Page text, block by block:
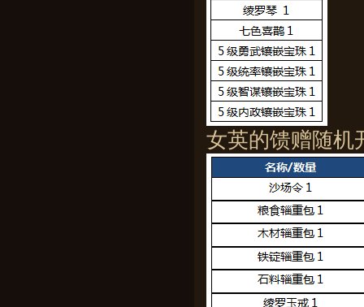
女英的馈赠随机